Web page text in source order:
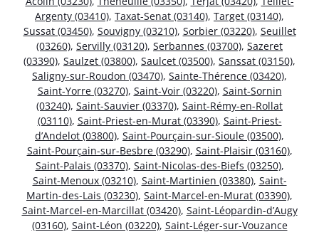
Argenty (03410), Taxat-Senat (03140), Target (03140),
Sussat (03450), Souvigny (03210), Sorbier (03220), Seuillet
(03260), Servilly (03120), Serbannes (03700), Sazeret
(03390), Saulzet (03800), Saulcet (03500), Sanssat (03150),
Saligny-sur-Roudon (03470), Sainte-Thérence (03420),
Saint-Yorre (03270), Saint-Voir (03220), Saint-Sornin
(03240), Saint-Sauvier (03370), Saint-Rémy-en-Rollat
(03110), Saint-Priest-en-Murat (03390), Saint-Priest-
d’Andelot (03800), Saint-Pourçain-sur-Sioule (03500),
Saint-Pourçain-sur-Besbre (03290), Saint-Plaisir (03160),
Saint-Palais (03370), Saint-Nicolas-des-Biefs (03250),
Saint-Menoux (03210), Saint-Martinien (03380), Saint-
Martin-des-Lais (03230), Saint-Marcel-en-Murat (03390),
Saint-Marcel-en-Marcillat (03420), Saint-Léopardin-d’Augy
(03160), Saint-Léon (03220), Saint-Léger-sur-Vouzance